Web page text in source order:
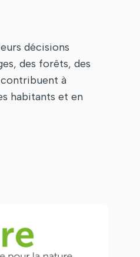
décisions
des forêts, des
contribuent à
habitants et en